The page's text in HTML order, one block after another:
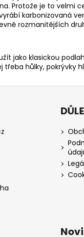
Protože je to velmi
karbonizovaná
rozmanitějších
jako klasickou
třeba hůlky, pokrývky